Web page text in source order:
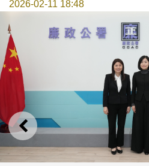
2026-02-11 18:48
上一則